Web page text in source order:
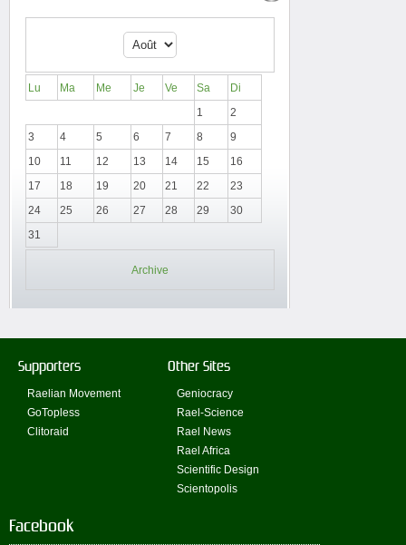
Lu Ma Me Je Ve Sa
Di
1
2
3
4 5 6 7 8
9
10
11 12 13 14 15
16
17
18 19 20 21 22
23
24
25 26 27 28 29
30
31
Archive
Supporters
Raelian Movement
GoTopless
Clitoraid
Other Sites
Geniocracy
Rael-Science
Rael News
Rael Africa
Scientific Design
Scientopolis
Facebook